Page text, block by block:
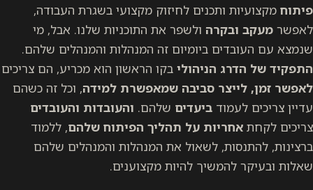
פיתוח מקצועיות ותכנים לחיזוק מקצועי בשגרת העבודה,
לאפשר מעקב ובקרה ולשפר את התוכניות שלנו. אבל, מי
שנמצא עם העובדים ביומיום זה המנהלות והמנהלים שלהם.
התפקיד של הדרג הניהולי בקו הראשון הוא מכריע, הם צריכים
לאפשר זמן, לייצר סביבה שמאפשרת למידה, וכל זה כשהם
עדיין צריכים לעמוד ביעדים שלהם. והעובדות והעובדים
צריכים לקחת אחריות על תהליך הפיתוח שלהם, ללמוד
ברצינות, להתנסות, לשאול את המנהלות והמנהלים שלהם
שאלות ובעיקר להמשיך להיות מקצוענים.